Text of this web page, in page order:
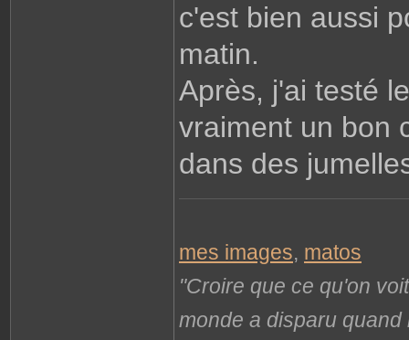
c'est bien aussi
matin.
Après, j'ai testé
vraiment un bon
dans des
mes images, matos
"Croire que ce qu'on
monde a disparu quand